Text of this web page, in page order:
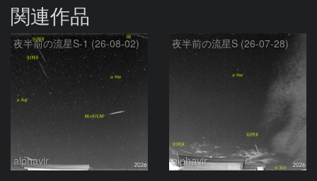
関連作品
夜半前の流星S-1 (26-08-02)
alphavir
夜半前の流星S (26-07-28)
alphavir